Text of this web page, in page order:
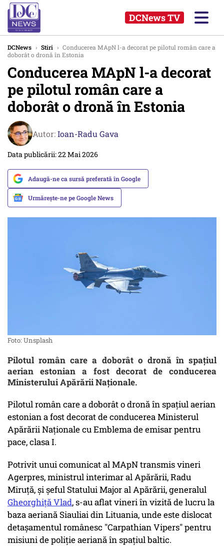
DCNews TV
DCNews › Stiri › Conducerea MApN l-a decorat pe pilotul român care a
doborât o dronă în Estonia
Conducerea MApN l-a decorat
pe pilotul român care a
doborât o dronă în Estonia
Autor:Ioan-Radu Gava
Data publicării: 22 Mai 2026
Adaugă-ne ca sursă preferată în Google
Urmărește-ne pe Google News
Foto: Unsplash
Pilotul român care a doborât o dronă în spaţiul
aerian estonian a fost decorat de conducerea
Ministerului Apărării Naționale.
Pilotul român care a doborât o dronă în spaţiul aerian
estonian a fost decorat de conducerea Ministerul
Apărării Naţionale cu Emblema de emisar pentru
pace, clasa I.
Potrivit unui comunicat al MApN transmis vineri
Agerpres, ministrul interimar al Apărării, Radu
Miruţă, şi şeful Statului Major al Apărării, generalul
Gheorghiţă Vlad, s-au aflat vineri în vizită de lucru la
baza aeriană Siauliai din Lituania, unde este dislocat
detaşamentul românesc "Carpathian Vipers" pentru
misiuni de poliţie aeriană în spaţiul baltic.